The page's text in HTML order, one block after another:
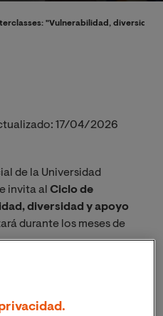
"Vulnerabilidad, diversidad
17/04/2026
de la Universidad
invita al Ciclo de
diversidad y apoyo
durante los meses de
de manera individual